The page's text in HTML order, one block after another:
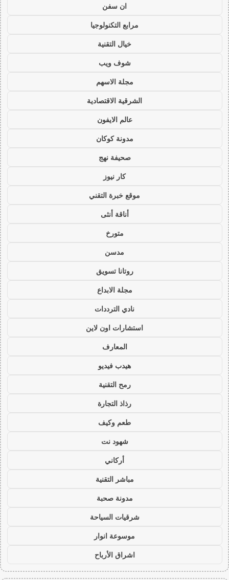
ان سفن
مرابع التكنولوجيا
خيال التقنية
شوف ويب
مجلة الاسهم
الشرقية الاقتصادية
عالم الايفون
مدونة كوكان
صحيفة نهج
كار نيوز
موقع خبرة التقني
أناقة أنثى
متورخ
مدسن
روتانا تسويق
مجلة الابداع
نادي الترددات
استشارات اون لاين
المعارف
هيدب فيديو
رمح التقنية
رذاذ التجارة
طعم وكيف
شهود نت
أركاني
مباشر التقنية
مدونة صحبة
شرقيات السياحة
موسوعة انوار
اشراق الأرباح